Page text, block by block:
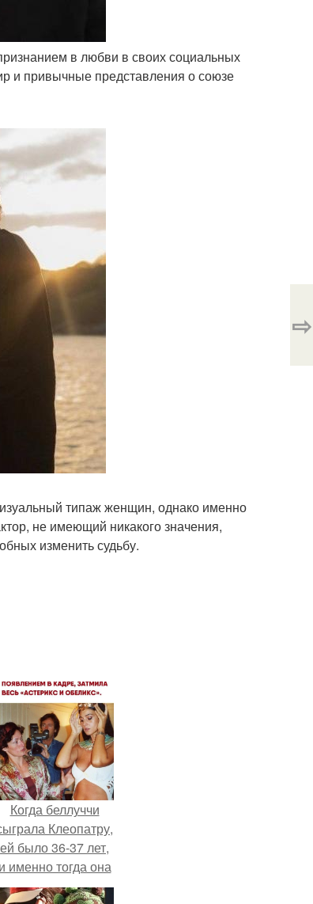
в любви в своих социальных
и привычные представления о союзе
типаж женщин, однако именно
не имеющий никакого значения,
изменить судьбу.
⇨
Когда беллуччи
Клеопатру,
ей было 36-37 лет,
и именно тогда она
находилась на